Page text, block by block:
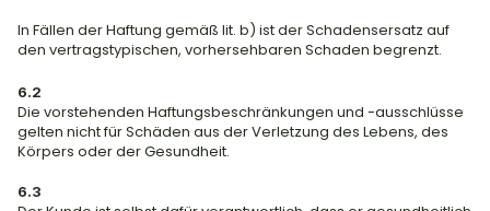
In Fällen der Haftung gemäß lit. b) ist der Schadensersatz auf
den vertragstypischen, vorhersehbaren Schaden begrenzt.
6.2
Die vorstehenden Haftungsbeschränkungen und -ausschlüsse
gelten nicht für Schäden aus der Verletzung des Lebens, des
Körpers oder der Gesundheit.
6.3